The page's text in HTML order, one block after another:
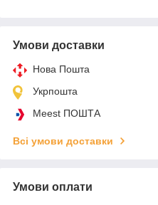
Умови доставки
Нова Пошта
Укрпошта
Meest ПОШТА
Всі умови доставки
Умови оплати